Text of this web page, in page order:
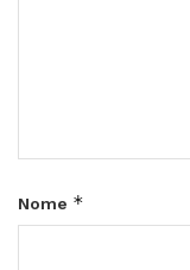
Nome *